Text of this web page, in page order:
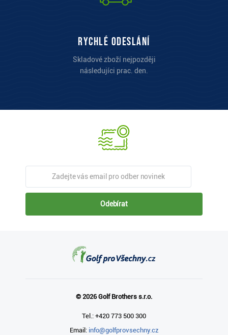
Rychlé odeslání
Skladové zboží nejpozději
následujíci prac. den.
Odebírat
© 2026 Golf Brothers s.r.o.
Tel.: +420 773 500 300
Email: info@golfprovsechny.cz